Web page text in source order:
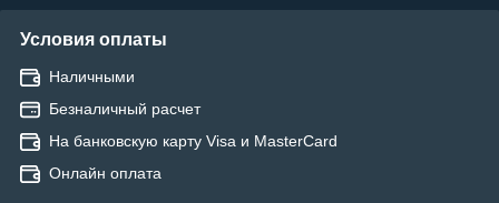
Условия оплаты
Наличными
Безналичный расчет
На банковскую карту Visa и MasterCard
Онлайн оплата